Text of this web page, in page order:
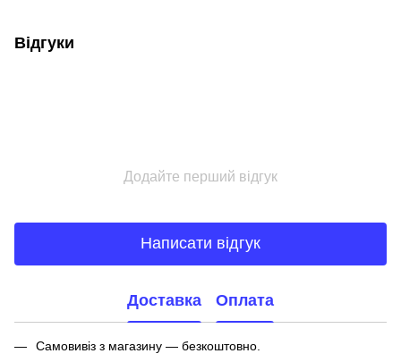
Відгуки
Додайте перший відгук
Написати відгук
Доставка Оплата
Самовивіз з магазину — безкоштовно.